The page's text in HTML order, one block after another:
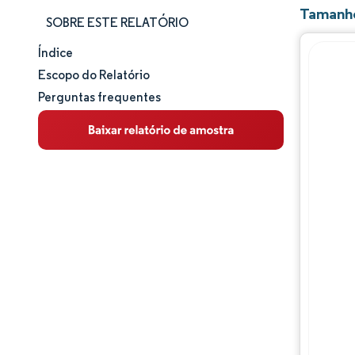
SOBRE ESTE RELATÓRIO
Tamanho e participação de mercado
Análise de mercado
Tendências e insights
Índice
Escopo do Relatório
Perguntas frequentes